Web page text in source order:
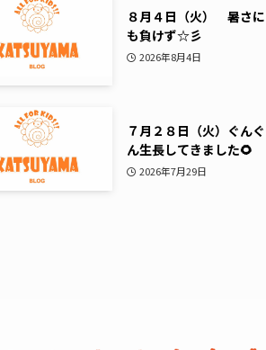
８月４日（火） 暑さに
も負けず☆彡
2026年8月4日
７月２８日（火）ぐんぐ
ん生長してきました🌻
2026年7月29日